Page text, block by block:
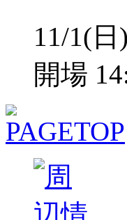
11/1(
開場